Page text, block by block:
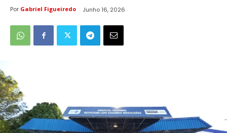
Por Gabriel Figueiredo Junho 16, 2026